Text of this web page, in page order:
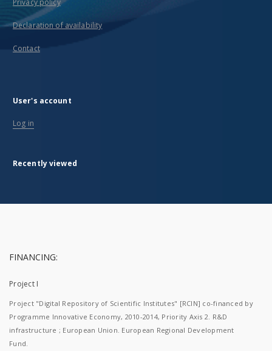
Privacy policy
Declaration of availability
Contact
User's account
Log in
Recently viewed
FINANCING:
Project I
Project "Digital Repository of Scientific Institutes" [RCIN] co-financed by
Programme Innovative Economy, 2010-2014, Priority Axis 2. R&D
infrastructure ; European Union. European Regional Development
Fund.